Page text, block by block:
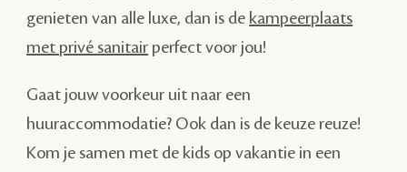
genieten van alle luxe, dan is de kampeerplaats
met privé sanitair perfect voor jou!
Gaat jouw voorkeur uit naar een
huuraccommodatie? Ook dan is de keuze reuze!
Kom je samen met de kids op vakantie in een